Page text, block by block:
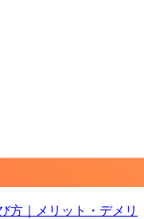
方｜メリット・デメリ